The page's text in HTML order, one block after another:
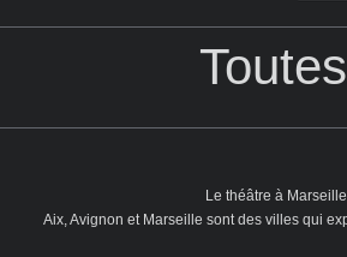
Le théâtre à
Aix, Avignon et Marseille sont des villes qui